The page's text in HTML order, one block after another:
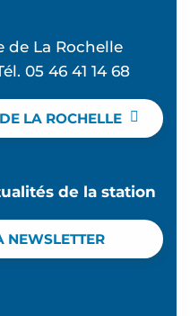
de La Rochelle
05 46 41 14 68
LA ROCHELLE
de la station
NEWSLETTER